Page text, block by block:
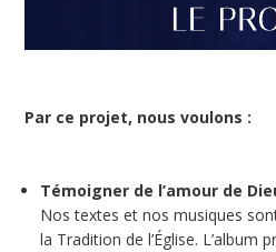
Par ce projet, nous voulons :
Témoigner de l’amour de
Nos textes et nos musiques
la Tradition de l’Église. L’album